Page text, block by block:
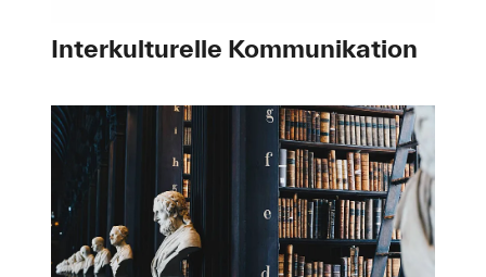
Interkulturelle Kommunikation